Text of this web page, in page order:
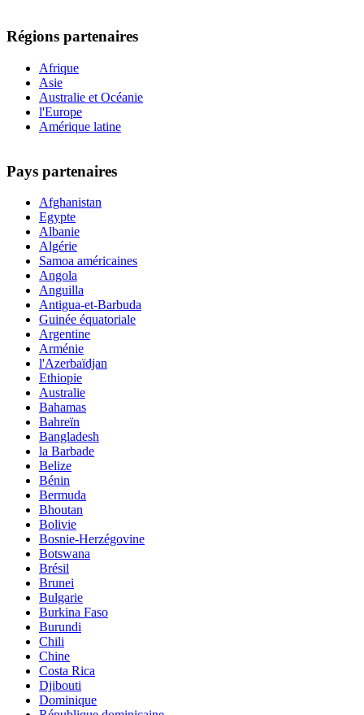
Régions partenaires
Afrique
Asie
Australie et Océanie
l'Europe
Amérique latine
Pays partenaires
Afghanistan
Egypte
Albanie
Algérie
Samoa américaines
Angola
Anguilla
Antigua-et-Barbuda
Guinée équatoriale
Argentine
Arménie
l'Azerbaïdjan
Ethiopie
Australie
Bahamas
Bahreïn
Bangladesh
la Barbade
Belize
Bénin
Bermuda
Bhoutan
Bolivie
Bosnie-Herzégovine
Botswana
Brésil
Brunei
Bulgarie
Burkina Faso
Burundi
Chili
Chine
Costa Rica
Djibouti
Dominique